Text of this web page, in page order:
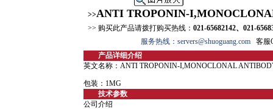
>>ANTI TROPONIN-
>> 购买此产品请拨打购买热线： 021-65682142、021-
服务热线：servers@shuoguang.com客服
产品详细介绍
英文名称：ANTI TROPONIN-I,MONOCLONAL
包装：1MG
技术参数
公司介绍